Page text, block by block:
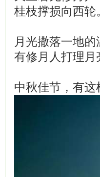
桂枝撑损向西轮
月光撒落一地
有修月人打理
中秋佳节，有